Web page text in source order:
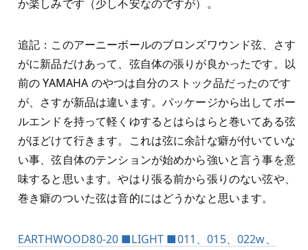
か楽しみです（少し不安なのですが）。
追記：このアーニーボールのブロンズワウンド弦、さす
がに新品だけあって、弦自体の張りが良かったです。以
前の YAMAHA のやつは自分のストック品だったのです
が、さすが新品は違います。パッケージから出してボー
ルエンドを持って軽くゆするとはらはらと巻いてある弦
がほどけて行きます。これは弦に余計な癖が付いていな
い事、弦自体のテンションが始めから強いと言う事を意
味すると思います。やはり張る前から張りのない弦や、
巻き癖のついた弦は音的にはどうかなと思います。
EARTHWOOD80-20 ■LIGHT ■011、015、022w、